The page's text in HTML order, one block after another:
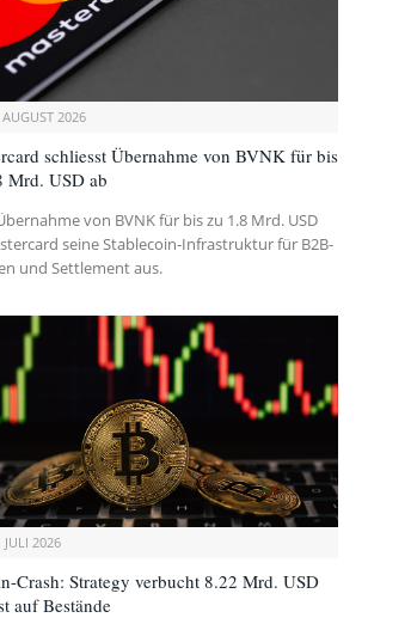
2026
schliesst Übernahme von BVNK für bis
Mrd. USD ab
von BVNK für bis zu 1.8 Mrd. USD
seine Stablecoin-Infrastruktur für B2B-
und Settlement aus.
JULI 2026
Crash: Strategy verbucht 8.22 Mrd. USD
auf Bestände